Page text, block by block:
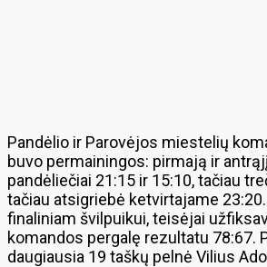
Pandėlio ir Parovėjos miestelių
buvo permainingos: pirmają ir
pandėliečiai 21:15 ir 15:10, tačiau
tačiau atsigriebė ketvirtajame
finaliniam švilpuikui, teisėjai
komandos pergalę rezultatu 78:67.
daugiausia 19 taškų pelnė Vilius